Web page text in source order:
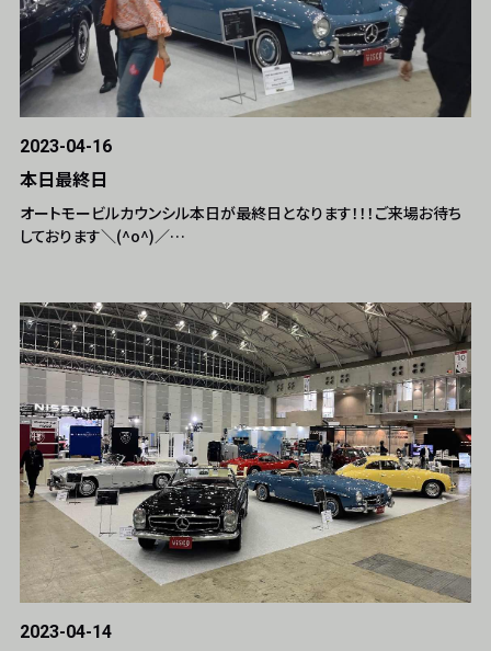
2023-04-16
本日最終日
オートモービルカウンシル本日が最終日となります！！！ご来場お待ち
しております＼(^o^)／…
2023-04-14